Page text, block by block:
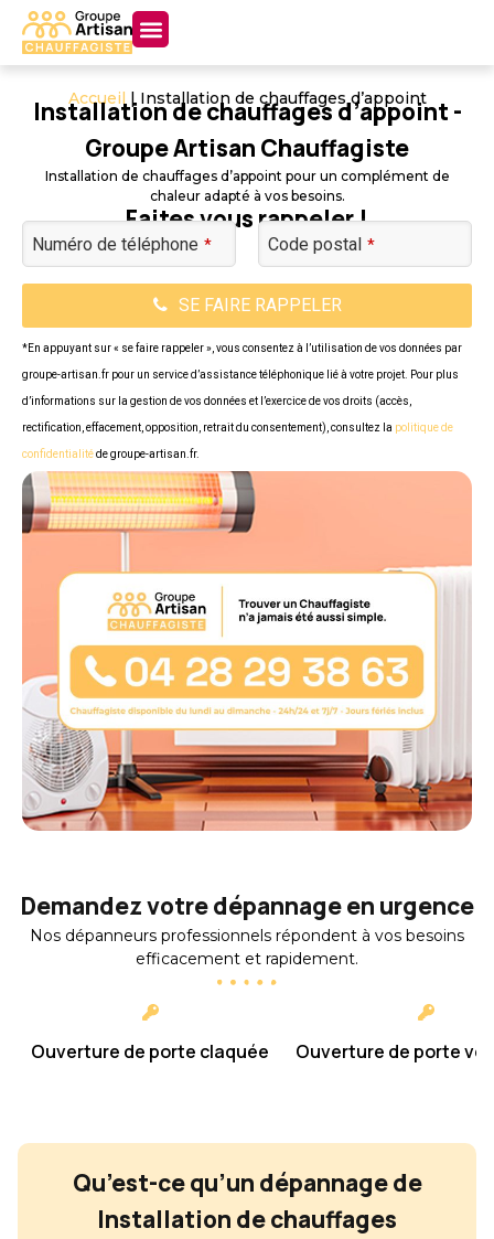
Accueil | Installation de chauffages d’appoint
Installation de chauffages d’appoint -
Groupe Artisan Chauffagiste
Installation de chauffages d’appoint pour un complément de
chaleur adapté à vos besoins.
Faites vous rappeler !
Numéro de téléphone * Code postal *
SE FAIRE RAPPELER
*En appuyant sur « se faire rappeler », vous consentez à l’utilisation de vos données par
groupe-artisan.fr pour un service d’assistance téléphonique lié à votre projet. Pour plus
d’informations sur la gestion de vos données et l’exercice de vos droits (accès,
rectification, effacement, opposition, retrait du consentement), consultez la politique de
confidentialitéde groupe-artisan.fr.
Ce
champ
laissé
Demandez votre dépannage en urgence
Nos dépanneurs professionnels répondent à vos besoins
efficacement et rapidement.
Ouverture de porte claquée Ouverture de porte
Qu’est-ce qu’un dépannage de
Installation de chauffages